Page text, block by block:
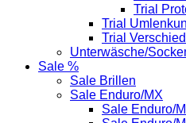
Trial
Trial
Trial
Unterwäsche/
Sale %
Sale Brillen
Sale Enduro/MX
Sale Enduro/